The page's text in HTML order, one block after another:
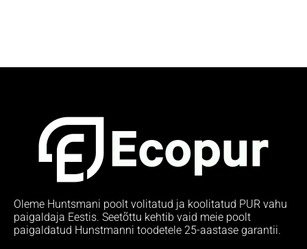
Oleme Huntsmani poolt volitatud ja koolitatud PUR vahu
paigaldaja Eestis. Seetõttu kehtib vaid meie poolt
paigaldatud Hunstmanni toodetele 25-aastase garantii.